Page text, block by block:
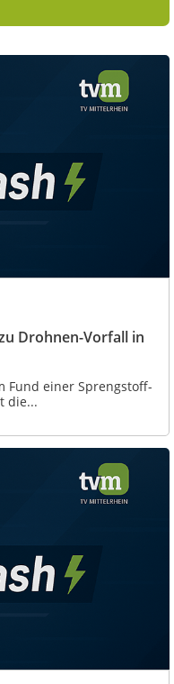
Drohnen-Vorfall in
Fund einer Sprengstoff-
die...